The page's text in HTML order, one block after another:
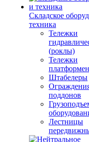
Складское
техника
Тележки
(роклы)
Тележки
Штабелеры
поддонов
Лестницы